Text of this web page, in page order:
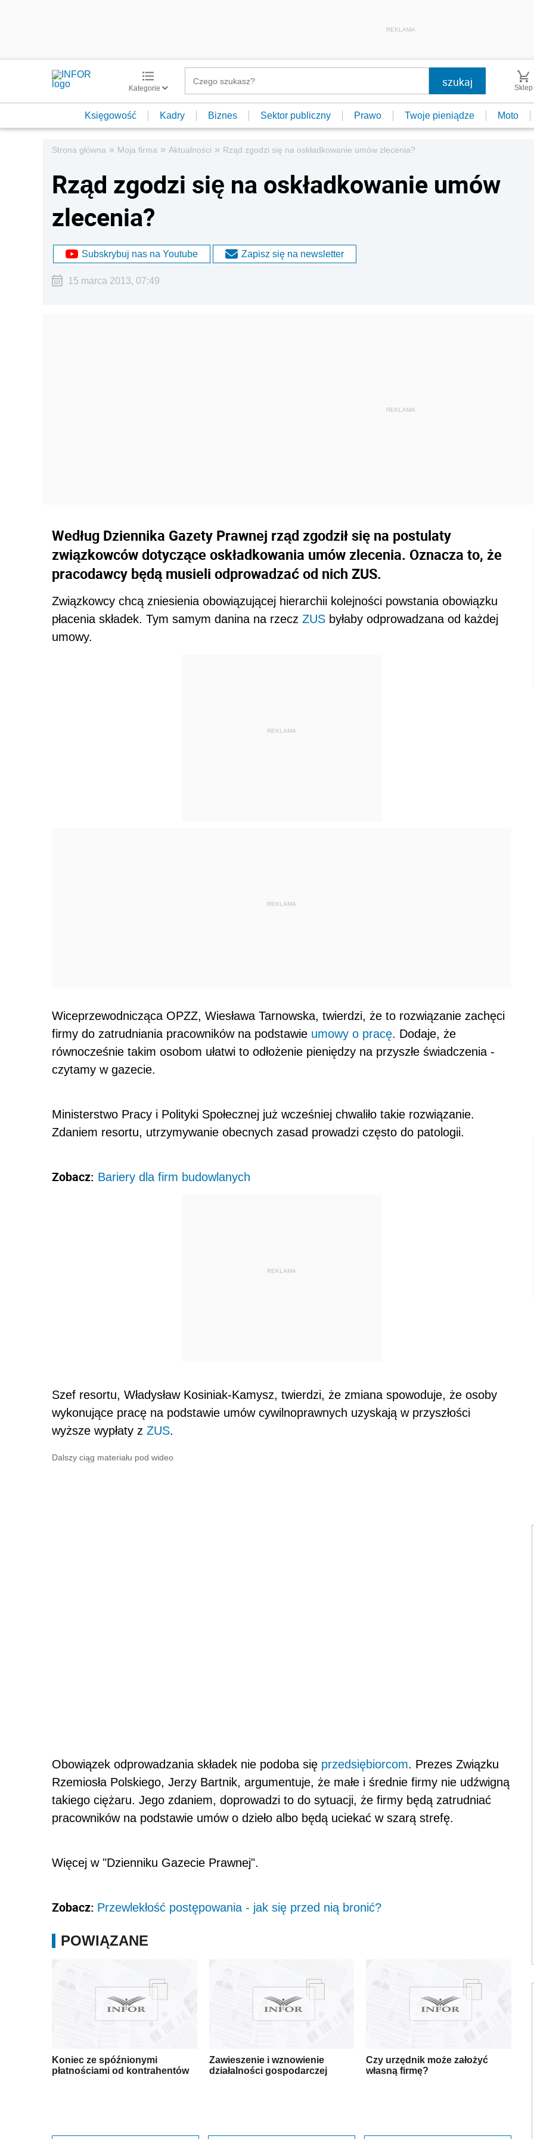
REKLAMA
Kategorie Sklep
Księgowość Kadry Biznes Sektor publiczny Prawo Twoje pieniądze Moto
Strona główna » Moja firma » Aktualności » Rząd zgodzi się na oskładkowanie umów zlecenia?
Rząd zgodzi się na oskładkowanie umów
zlecenia?
Subskrybuj nas na Youtube Zapisz się na newsletter
15 marca 2013, 07:49
Według Dziennika Gazety Prawnej rząd zgodził się na postulaty
związkowców dotyczące oskładkowania umów zlecenia. Oznacza to, że
pracodawcy będą musieli odprowadzać od nich ZUS.
Związkowcy chcą zniesienia obowiązującej hierarchii kolejności powstania obowiązku
płacenia składek. Tym samym danina na rzecz ZUS byłaby odprowadzana od każdej
umowy.
REKLAMA
REKLAMA
Wiceprzewodnicząca OPZZ, Wiesława Tarnowska, twierdzi, że to rozwiązanie zachęci
firmy do zatrudniania pracowników na podstawie umowy o pracę. Dodaje, że
równocześnie takim osobom ułatwi to odłożenie pieniędzy na przyszłe świadczenia -
czytamy w gazecie.
Ministerstwo Pracy i Polityki Społecznej już wcześniej chwaliło takie rozwiązanie.
Zdaniem resortu, utrzymywanie obecnych zasad prowadzi często do patologii.
Zobacz: Bariery dla firm budowlanych
REKLAMA
Szef resortu, Władysław Kosiniak-Kamysz, twierdzi, że zmiana spowoduje, że osoby
wykonujące pracę na podstawie umów cywilnoprawnych uzyskają w przyszłości
wyższe wypłaty z ZUS.
Dalszy ciąg materiału pod wideo
Obowiązek odprowadzania składek nie podoba się przedsiębiorcom. Prezes Związku
Rzemiosła Polskiego, Jerzy Bartnik, argumentuje, że małe i średnie firmy nie udźwigną
takiego ciężaru. Jego zdaniem, doprowadzi to do sytuacji, że firmy będą zatrudniać
pracowników na podstawie umów o dzieło albo będą uciekać w szarą strefę.
Więcej w "Dzienniku Gazecie Prawnej".
Zobacz: Przewlekłość postępowania - jak się przed nią bronić?
POWIĄZANE
Koniec ze spóźnionymi
płatnościami od kontrahentów
Zawieszenie i wznowienie
działalności gospodarczej
Czy urzędnik może założyć
własną firmę?